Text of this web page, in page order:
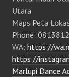
Utara
Maps Peta
Phone:
WA: https://
https://
Marlupi Dance